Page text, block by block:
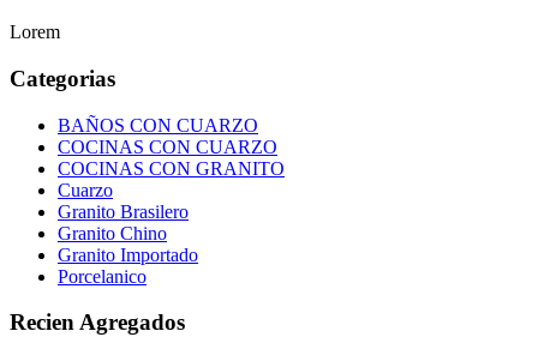
Lorem
Categorias
BAÑOS CON CUARZO
COCINAS CON CUARZO
COCINAS CON GRANITO
Cuarzo
Granito Brasilero
Granito Chino
Granito Importado
Porcelanico
Recien Agregados